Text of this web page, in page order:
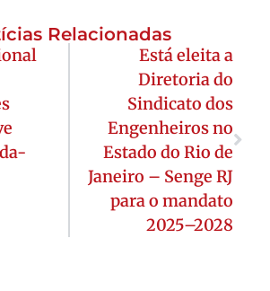
Relacionadas
Está eleita a
Diretoria do
Sindicato dos
Engenheiros no
Estado do Rio de
Janeiro – Senge RJ
para o mandato
2025–2028